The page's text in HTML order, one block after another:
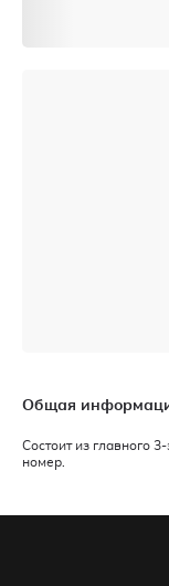
Общая
Состоит из главного
номер.